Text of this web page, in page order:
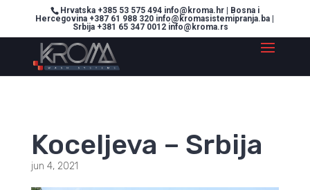
Hrvatska +385 53 575 494 info@kroma.hr | Bosna i
Hercegovina +387 61 988 320 info@kromasistemipranja.ba |
Srbija +381 65 347 0012 info@kroma.rs
Koceljeva – Srbija
jun 4, 2021